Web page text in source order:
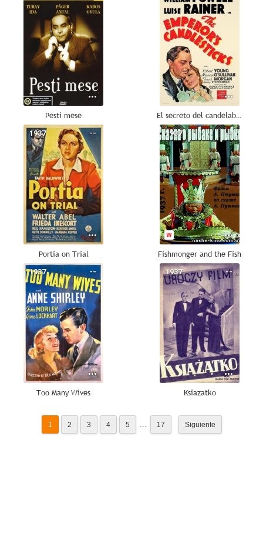
Pesti mese El secreto del candelabro (Los candelabros del Zar)
--
1937
Portia on Trial
--
1937
Fishmonger and the Fish
--
1937
Too Many Wives
--
1937
Ksiazatko
1 2 3 4 5 ... 17 Siguiente